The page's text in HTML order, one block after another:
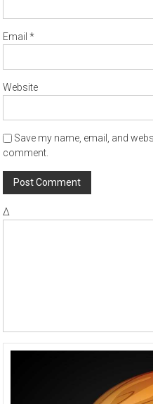
Email*
Website
Save my name, email, and
comment.
Δ